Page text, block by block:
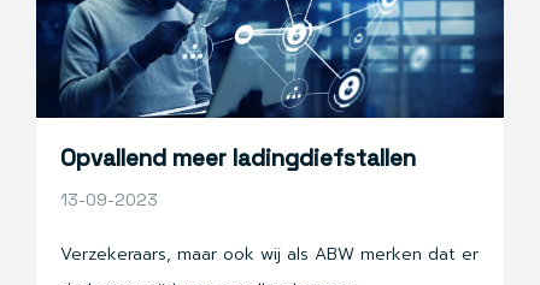
investeren in de duurzame inzetbaarheid van jouw
chauffeurs.
Opvallend meer ladingdiefstallen
13-09-2023
Verzekeraars, maar ook wij als ABW merken dat er